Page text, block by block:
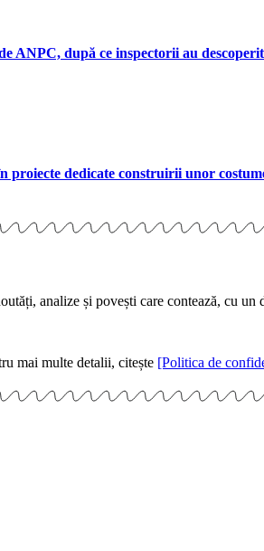
după ce inspectorii au
dedicate construirii unor
analize și povești care contează, cu un
mai multe detalii, citește [Politica de